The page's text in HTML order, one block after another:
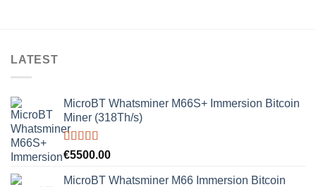
LATEST
MicroBT Whatsminer M66S+ Immersion Bitcoin
Miner (318Th/s)
Rated5.00
€5500.00
MicroBT Whatsminer M66 Immersion Bitcoin